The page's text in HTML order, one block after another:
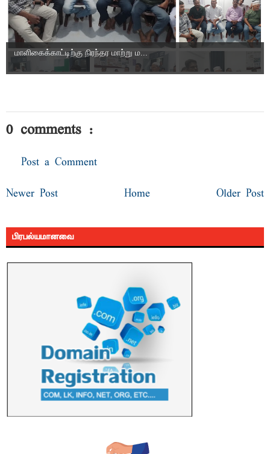
மாளிகைக்காட்டிற்கு நிரந்தர மாற்று ம...
0 comments :
Post a Comment
Newer Post Older Post
Home
பிரபல்யமானவை